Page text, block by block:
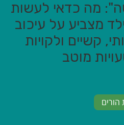
מה כדאי לעשות
מצביע על עיכוב
קשיים ולקויות
מוטב
הורים